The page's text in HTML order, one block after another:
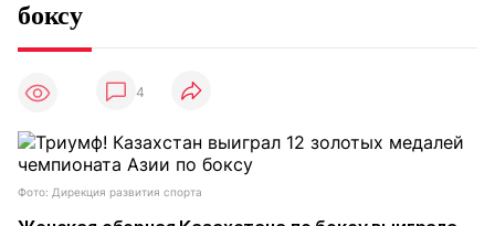
боксу
4
Фото: Дирекция развития спорта